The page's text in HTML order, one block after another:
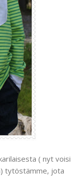
( nyt voisi
tytöstämme, jota